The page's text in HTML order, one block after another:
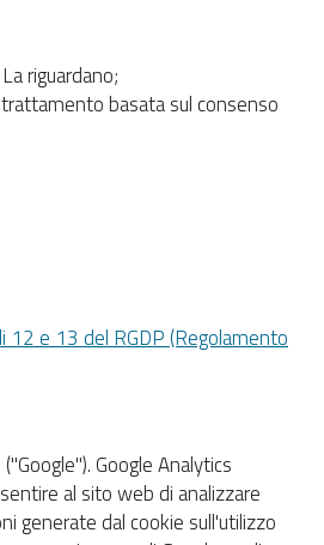
riguardano;
basata sul consenso
12 e 13 del RGDP (Regolamento
Google Analytics
al sito web di analizzare
generate dal cookie sull'utilizzo